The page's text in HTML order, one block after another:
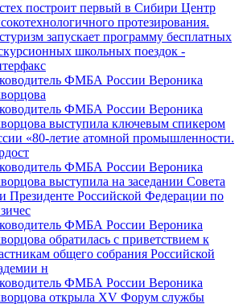
построит первый в Сибири Центр
протезирования.
запускает программу бесплатных
школьных поездок -
ФМБА России Вероника
ФМБА России Вероника
выступила ключевым спикером
«80-летие атомной промышленности.
ФМБА России Вероника
выступила на заседании Совета
Президенте Российской Федерации по
ФМБА России Вероника
обратилась с приветствием к
общего собрания Российской
н
ФМБА России Вероника
открыла XV Форум службы